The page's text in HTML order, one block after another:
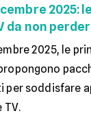
2025:
da non
2025, le
per soddisfare
TV.